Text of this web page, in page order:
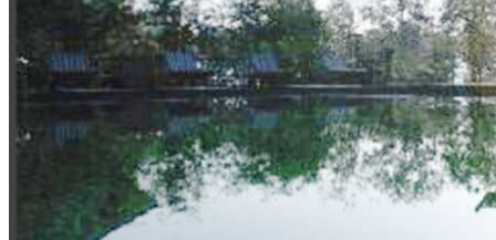
Circuits
Organisation
Circuits sur mesure
Nos Petits Groupes
Ambiance
Classique et incontournables
Culture & expériences
Nature et grands paysages
Famille et enfants
Trekking et aventure
Luxe et exception
Où et quand partir ?